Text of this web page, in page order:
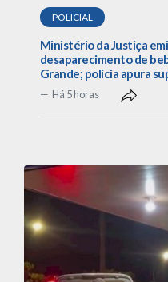
POLICIAL
Ministério da Justiça
desaparecimento de
Grande; polícia apura
Há 5 horas